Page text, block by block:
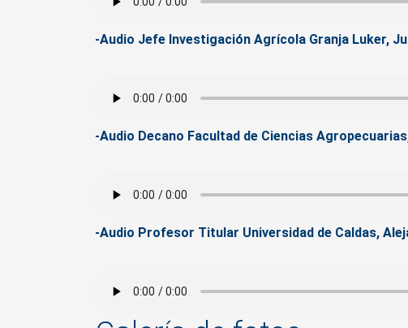
-Audio Jefe Investigación Agrícola Granja Luker,
-Audio Decano Facultad de Ciencias
-Audio Profesor Titular Universidad de Caldas,